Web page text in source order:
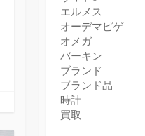
エルメス
オーデマピゲ
オメガ
バーキン
ブランド
ブランド品
時計
買取